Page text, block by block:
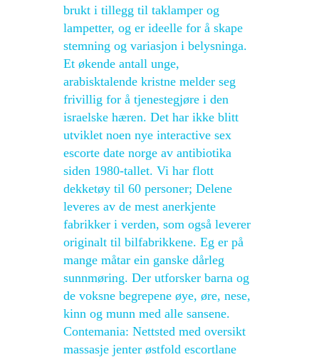
brukt i tillegg til taklamper og
lampetter, og er ideelle for å skape
stemning og variasjon i belysninga.
Et økende antall unge,
arabisktalende kristne melder seg
frivillig for å tjenestegjøre i den
israelske hæren. Det har ikke blitt
utviklet noen nye interactive sex
escorte date norge av antibiotika
siden 1980-tallet. Vi har flott
dekketøy til 60 personer; Delene
leveres av de mest anerkjente
fabrikker i verden, som også leverer
originalt til bilfabrikkene. Eg er på
mange måtar ein ganske dårleg
sunnmøring. Der utforsker barna og
de voksne begrepene øye, øre, nese,
kinn og munn med alle sansene.
Contemania: Nettsted med oversikt
massasje jenter østfold escortlane